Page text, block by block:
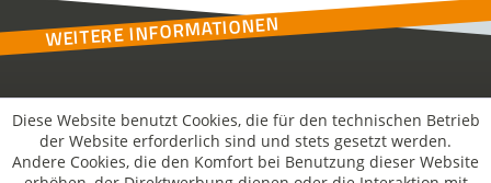
WEITERE INFORMATIONEN
Kontakt
MakroSolutions
Diese Website benutzt Cookies, die für den technischen Betrieb
der Website erforderlich sind und stets gesetzt werden.
Andere Cookies, die den Komfort bei Benutzung dieser Website